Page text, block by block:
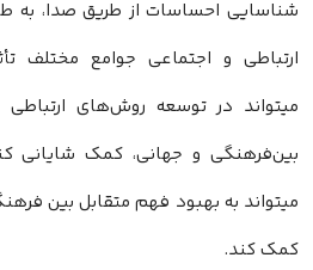
شناسایی احساسات از طریق صدا، به
ارتباطی و اجتماعی جوامع مختلف
میتواند در توسعه روش‌های ارتباطی
بین‌فرهنگی و جهانی، کمک شایانی
میتواند به بهبود فهم متقابل بین
کمک کند.